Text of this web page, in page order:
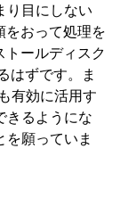
り目にしない
をおって処理を
ールディスク
はずです。ま
有効に活用す
きるようにな
願っていま